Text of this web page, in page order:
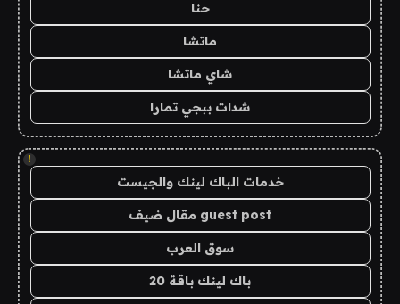
حنا
ماتشا
شاي ماتشا
شدات ببجي تمارا
!
خدمات الباك لينك والجيست
guest post مقال ضيف
سوق العرب
باك لينك باقة 20